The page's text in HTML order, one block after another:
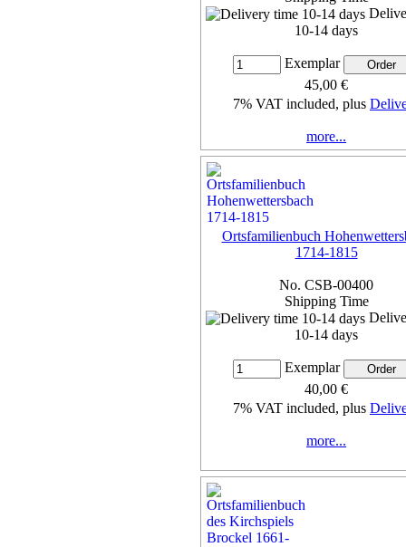
10-14 days
Exemplar
45,00 €
7% VAT included, plus
more...
Ortsfamilienbuch
1714-1815
No. CSB-00400
Shipping Time
10-14 days
Exemplar
40,00 €
7% VAT included, plus
more...